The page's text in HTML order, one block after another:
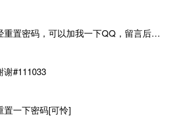
可以的，已经重置密码，可以加我一下QQ，留言后我就发密码给你。
谢#111033
置一下密码[可怜]